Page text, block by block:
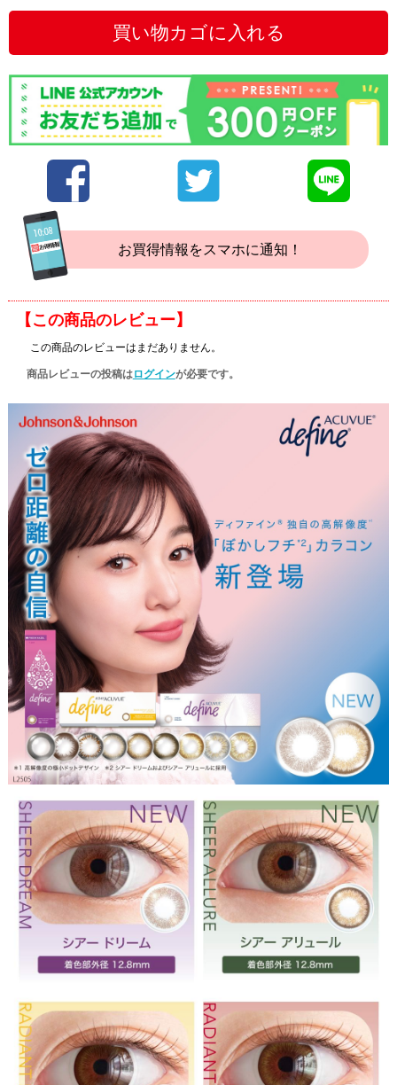
買い物カゴに入れる
お買得情報をスマホに通知！
【この商品のレビュー】
この商品のレビューはまだありません。
商品レビューの投稿はログインが必要です。